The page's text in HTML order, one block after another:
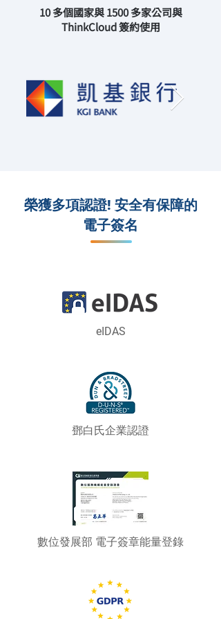
10 多個國家與 1500 多家公司與
ThinkCloud 簽約使用
榮獲多項認證! 安全有保障的
電子簽名
eIDAS
​鄧白氏企業認證
數位發展部 電子簽章能量登錄